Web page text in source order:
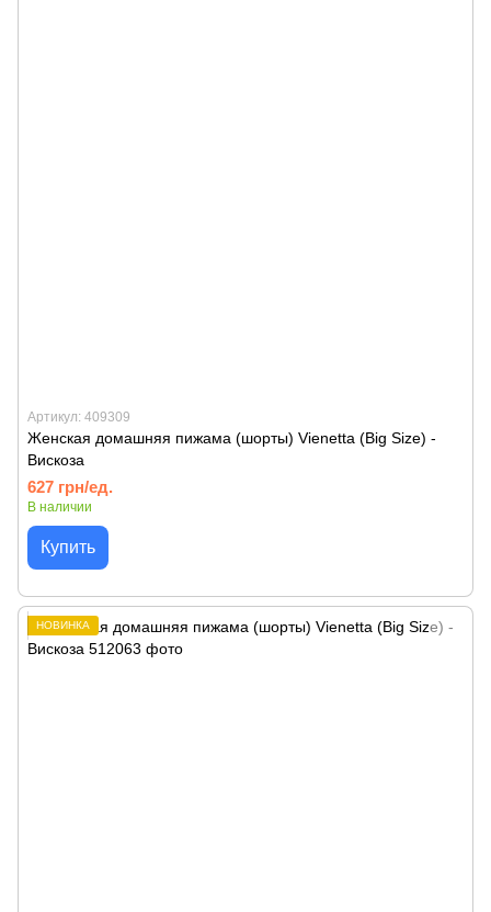
Артикул: 409309
Женская домашняя пижама (шорты) Vienetta (Big Size) -
Вискоза
627 грн/ед.
В наличии
Купить
НОВИНКА